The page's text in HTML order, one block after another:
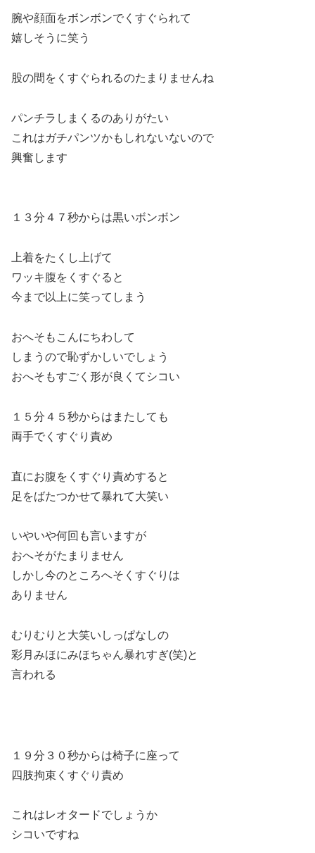
腕や顔面をボンボンでくすぐられて
嬉しそうに笑う
股の間をくすぐられるのたまりませんね
パンチラしまくるのありがたい
これはガチパンツかもしれないないので
興奮します
１３分４７秒からは黒いボンボン
上着をたくし上げて
ワッキ腹をくすぐると
今まで以上に笑ってしまう
おへそもこんにちわして
しまうので恥ずかしいでしょう
おへそもすごく形が良くてシコい
１５分４５秒からはまたしても
両手でくすぐり責め
直にお腹をくすぐり責めすると
足をばたつかせて暴れて大笑い
いやいや何回も言いますが
おへそがたまりません
しかし今のところへそくすぐりは
ありません
むりむりと大笑いしっぱなしの
彩月みほにみほちゃん暴れすぎ(笑)と
言われる
１９分３０秒からは椅子に座って
四肢拘束くすぐり責め
これはレオタードでしょうか
シコいですね